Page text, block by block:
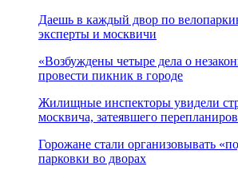
Даешь в каждый двор по
эксперты и москвичи
«Возбуждены четыре дела о
провести пикник в городе
Жилищные инспекторы увидели
москвича, затеявшего
Горожане стали организовывать
парковки во дворах